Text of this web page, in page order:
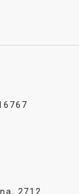
2712